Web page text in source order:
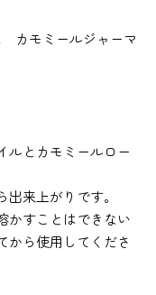
カモミールジャーマ
ルとカモミールロー
来上がりです。
かすことはできない
から使用してくださ